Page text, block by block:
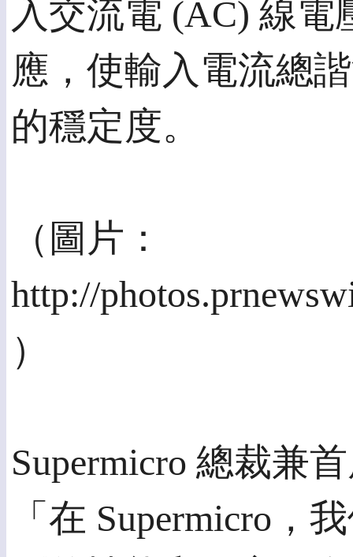
入交流電 (AC) 線
應，使輸入電流總
的穩定度。
（圖片：
http://
）
Supermicro 總裁兼
「在 Supermicro，